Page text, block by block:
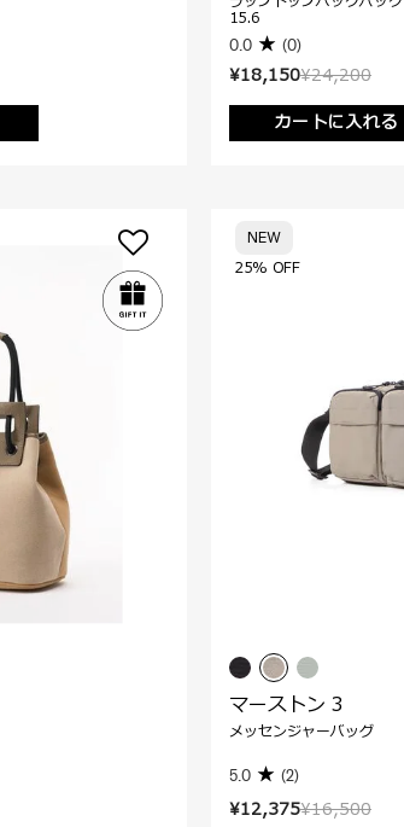
¥24,200
¥18,150
カートに入れる
15.6
0.0 (0)
¥16,500
¥12,375
25% OFF
NEW
マーストン 3
メッセンジャーバッグ
5.0 (2)